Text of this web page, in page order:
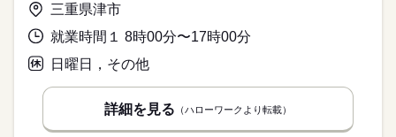
三重県津市
就業時間１ 8時00分〜17時00分
日曜日，その他
詳細を見る （ハローワークより転載）